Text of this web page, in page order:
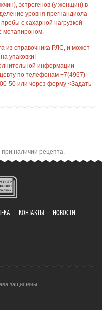
эстрогенов (у женщин) в
уровня прегнандиола
с сахарной нагрузкой
метапироном.
из справочника РЛС, и может
упаковки!
информации
по телефонам +7(4967)
50 или через форму <Задать
при наличии рецепта.
КОНТАКТЫ НОВОСТИ
защищены.